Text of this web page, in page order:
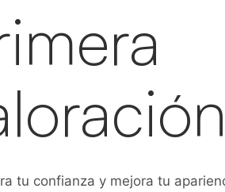
tu confianza y mejora tu